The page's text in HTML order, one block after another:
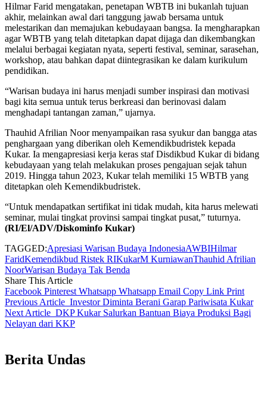
Hilmar Farid mengatakan, penetapan WBTB ini bukanlah tujuan
akhir, melainkan awal dari tanggung jawab bersama untuk
melestarikan dan memajukan kebudayaan bangsa. Ia mengharapkan
agar WBTB yang telah ditetapkan dapat dijaga dan dikembangkan
melalui berbagai kegiatan nyata, seperti festival, seminar, sarasehan,
workshop, atau bahkan dapat diintegrasikan ke dalam kurikulum
pendidikan.
“Warisan budaya ini harus menjadi sumber inspirasi dan motivasi
bagi kita semua untuk terus berkreasi dan berinovasi dalam
menghadapi tantangan zaman,” ujarnya.
Thauhid Afrilian Noor menyampaikan rasa syukur dan bangga atas
penghargaan yang diberikan oleh Kemendikbudristek kepada
Kukar. Ia mengapresiasi kerja keras staf Disdikbud Kukar di bidang
kebudayaan yang telah melakukan proses pengajuan sejak tahun
2019. Hingga tahun 2023, Kukar telah memiliki 15 WBTB yang
ditetapkan oleh Kemendikbudristek.
“Untuk mendapatkan sertifikat ini tidak mudah, kita harus melewati
seminar, mulai tingkat provinsi sampai tingkat pusat,” tuturnya.
(RI/El/ADV/Diskominfo Kukar)
TAGGED:Apresiasi Warisan Budaya IndonesiaAWBIHilmar
FaridKemendikbud Ristek RIKukarM KurniawanThauhid Afrilian
NoorWarisan Budaya Tak Benda
Share This Article
Facebook Pinterest Whatsapp Whatsapp Email Copy Link Print
Previous Article Investor Diminta Berani Garap Pariwisata Kukar
Next Article DKP Kukar Salurkan Bantuan Biaya Produksi Bagi
Nelayan dari KKP
Berita Undas